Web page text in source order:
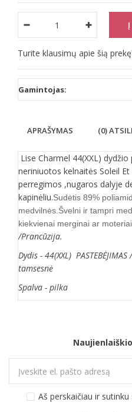
Turite klausimų apie šią
Gamintojas:
APRAŠYMAS (0)
Lise Charmel 44(XXL)
neriniuotos kelnaitės Soleil Et
perregimos ,nugaros dalyje
kapinėliu.Sudėtis 89%
medvilnės.Švelni ir tampri
kiekvienai merginai ar moteriai.
/Prancūzija.
Dydis - 44(XXL)
tamsesnė
Spalva - pilka
Aš perskaičiau ir sutinku